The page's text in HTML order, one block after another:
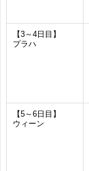
【3～4日目】
プラハ
【5～6日目】
ウィーン